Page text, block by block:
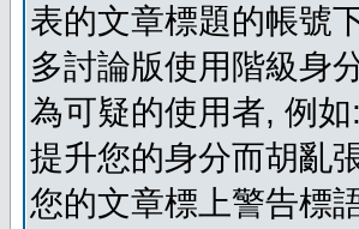
表的文章標題的帳號
多討論版使用階級身
為可疑的使用者, 例
提升您的身分而胡亂
您的文章標上警告標